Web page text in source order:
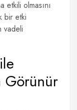
etkili olmasını
bir etki
vadeli
Görünür